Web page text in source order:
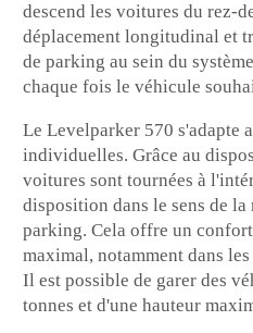
descend les voitures du rez-
déplacement longitudinal et
de parking au sein du
chaque fois le véhicule
Le Levelparker 570 s'adapte
individuelles. Grâce au
voitures sont tournées à
disposition dans le sens de
parking. Cela offre un
maximal, notamment dans
Il est possible de garer des
tonnes et d'une hauteur